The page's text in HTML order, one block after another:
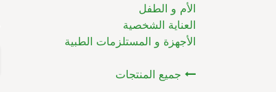
الأم و الطفل
العناية الشخصية
الأجهزة و المستلزمات الطبية
جميع المنتجات